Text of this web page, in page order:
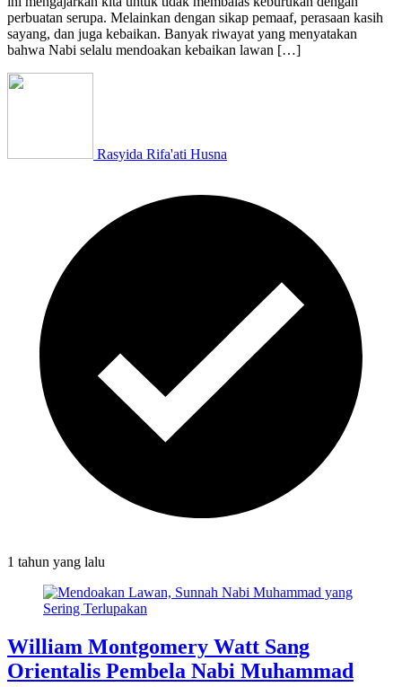
perbuatan serupa. Melainkan dengan sikap pemaaf, perasaan kasih
sayang, dan juga kebaikan. Banyak riwayat yang menyatakan
bahwa Nabi selalu mendoakan kebaikan lawan […]
Rasyida Rifa'ati Husna
1 tahun yang lalu
William Montgomery Watt Sang
Orientalis Pembela Nabi Muhammad